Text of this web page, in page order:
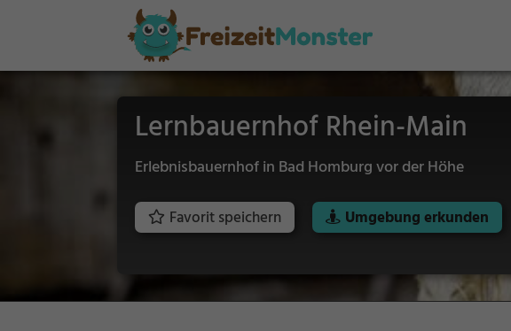
Lernbauernhof Rhein-Main
Erlebnisbauernhof in Bad Homburg vor der Höhe
Favorit speichern Umgebung erkunden